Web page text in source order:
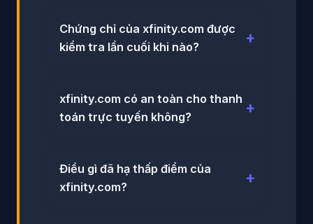
Chứng chỉ của xfinity.com được
kiểm tra lần cuối khi nào?
xfinity.com có an toàn cho thanh
toán trực tuyến không?
Điều gì đã hạ thấp điểm của
xfinity.com?